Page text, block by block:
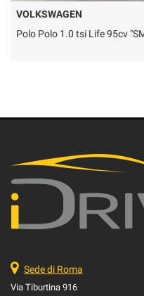
VOLKSWAGEN
Polo Polo 1.0 tsi Life 95cv
Sede di Roma
Via Tiburtina 916